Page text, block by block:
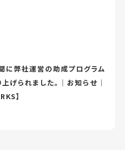
に弊社運営の助成プログラム
げられました。｜お知らせ｜
】